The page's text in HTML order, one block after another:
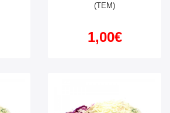
(ΤΕΜ)
1,00€